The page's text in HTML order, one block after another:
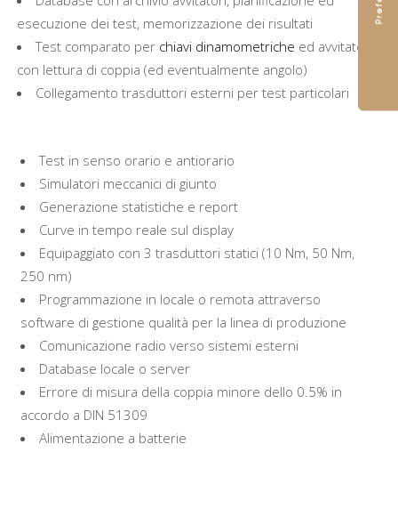
esecuzione dei test, memorizzazione dei risultati
Test comparato per chiavi dinamometriche ed avvitatori
con lettura di coppia (ed eventualmente angolo)
Collegamento trasduttori esterni per test particolari
Test in senso orario e antiorario
Simulatori meccanici di giunto
Generazione statistiche e report
Curve in tempo reale sul display
Equipaggiato con 3 trasduttori statici (10 Nm, 50 Nm,
250 nm)
Programmazione in locale o remota attraverso
software di gestione qualità per la linea di produzione
Comunicazione radio verso sistemi esterni
Database locale o server
Errore di misura della coppia minore dello 0.5% in
accordo a DIN 51309
Alimentazione a batterie